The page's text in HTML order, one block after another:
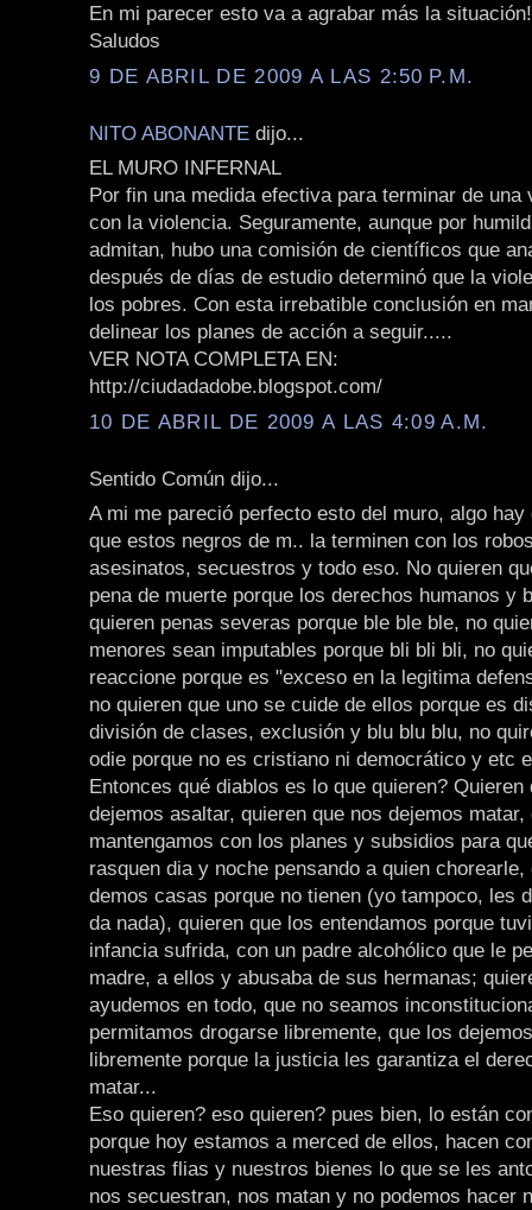
En mi parecer esto va a agrabar más la situación!
Saludos
9 DE ABRIL DE 2009 A LAS 2:50 P.M.
NITO ABONANTE dijo...
EL MURO INFERNAL
Por fin una medida efectiva para terminar de una
con la violencia. Seguramente, aunque por
admitan, hubo una comisión de científicos que
después de días de estudio determinó que la
los pobres. Con esta irrebatible conclusión en
delinear los planes de acción a seguir.....
VER NOTA COMPLETA EN:
http://ciudadadobe.blogspot.com/
10 DE ABRIL DE 2009 A LAS 4:09 A.M.
Sentido Común dijo...
A mi me pareció perfecto esto del muro, algo hay
que estos negros de m.. la terminen con los
asesinatos, secuestros y todo eso. No quieren
pena de muerte porque los derechos humanos y
quieren penas severas porque ble ble ble, no
menores sean imputables porque bli bli bli, no
reaccione porque es "exceso en la legitima
no quieren que uno se cuide de ellos porque es
división de clases, exclusión y blu blu blu, no
odie porque no es cristiano ni democrático y etc
Entonces qué diablos es lo que quieren? Quieren
dejemos asaltar, quieren que nos dejemos
mantengamos con los planes y subsidios para
rasquen dia y noche pensando a quien
demos casas porque no tienen (yo tampoco, les
da nada), quieren que los entendamos porque
infancia sufrida, con un padre alcohólico que le
madre, a ellos y abusaba de sus hermanas;
ayudemos en todo, que no seamos
permitamos drogarse libremente, que los
libremente porque la justicia les garantiza el
matar...
Eso quieren? eso quieren? pues bien, lo están
porque hoy estamos a merced de ellos, hacen
nuestras flias y nuestros bienes lo que se les
nos secuestran, nos matan y no podemos hacer